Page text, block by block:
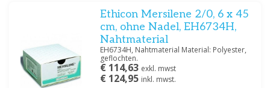
2-0
3-0(2)
4-0(2)
Ethicon Mersilene 2/0, 6 x 45
cm, ohne Nadel, EH6734H,
Nahtmaterial
EH6734H, Nahtmaterial Material: Polyester,
geflochten.
€ 114,63 exkl. mwst
€ 124,95 inkl. mwst.